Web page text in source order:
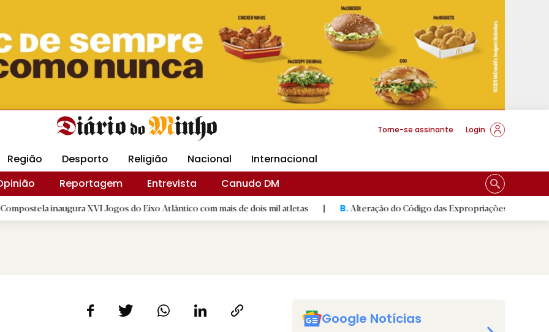
Revista Minha Gráfica DM Livraria DM Arquidiocese Braga
Torne-se assinante Login
Região Desporto Religião Nacional
Internacional
Reportagem Entrevista Canudo DM
XVI Jogos do Eixo Atlântico com mais de dois mil atletas | B.Alteração do Código das Expropriações pode ajudar construção
Google Notícias